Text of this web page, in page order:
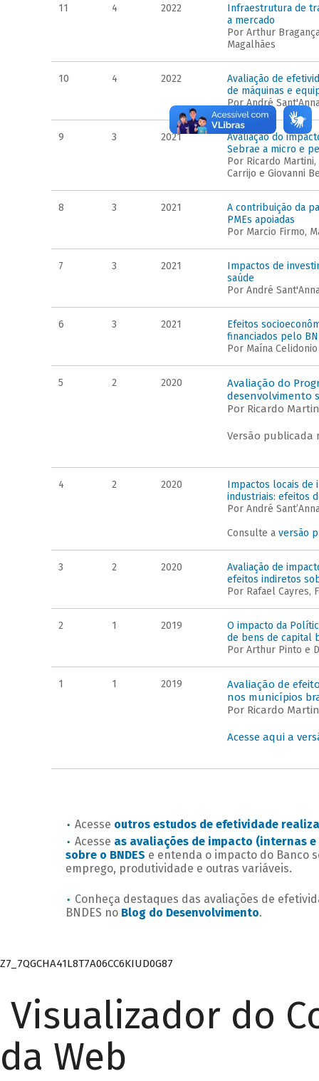
11 4 2022
Infraestrutura de
a mercado
Por Arthur
Magalhães
10 4 2022
Avaliação de
de máquinas e
Por André
9 3 2021
Avaliação do
Sebrae a micro e
Por Ricardo Martini,
Carrijo e Giovanni
8 3 2021
A contribuição da
PMEs apoiadas
Por Marcio Firmo,
7 3 2021
Impactos de
saúde
Por André
6 3 2021
Efeitos
financiados pelo
Por Maína
5 2 2020
Avaliação do
desenvolvimento
Por Ricardo
Versão publicada
4 2 2020
Impactos locais de
industriais: efeitos
Por André
Consulte aversão
3 2 2020
Avaliação de
efeitos indiretos
Por Rafael Cayres,
2 1 2019
O impacto da
de bens de capital
Por Arthur Pinto e
1 1 2019
Avaliação de
nos municípios
Por Ricardo
Acesse aqui a
Acesse outros estudos de efetividade
Acesse as avaliações de impacto (internas
sobre o BNDES e entenda o impacto do Banco
emprego, produtividade e outras variáveis.
Conheça destaques das avaliações de
BNDES no Blog do Desenvolvimento.
Z7_7QGCHA41L8T7A06CC6KIUD0G87
Visualizador do
da Web